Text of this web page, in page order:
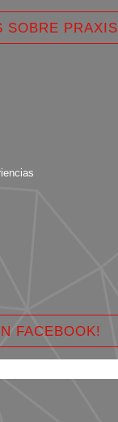
SOBRE PRAXIS
FACEBOOK!